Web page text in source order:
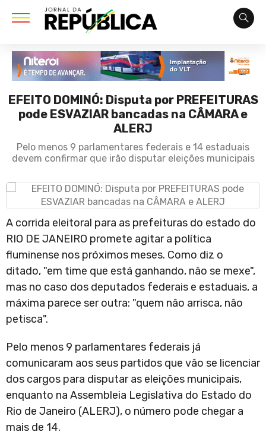
EFEITO DOMINÓ: Disputa por PREFEITURAS
pode ESVAZIAR bancadas na CÂMARA e
ALERJ
Pelo menos 9 parlamentares federais e 14 estaduais
devem confirmar que irão disputar eleições municipais
A corrida eleitoral para as prefeituras do estado do
RIO DE JANEIRO promete agitar a política
fluminense nos próximos meses. Como diz o
ditado, "em time que está ganhando, não se mexe",
mas no caso dos deputados federais e estaduais, a
máxima parece ser outra: "quem não arrisca, não
petisca".
Pelo menos 9 parlamentares federais já
comunicaram aos seus partidos que vão se licenciar
dos cargos para disputar as eleições municipais,
enquanto na Assembleia Legislativa do Estado do
Rio de Janeiro (ALERJ), o número pode chegar a
mais de 14.